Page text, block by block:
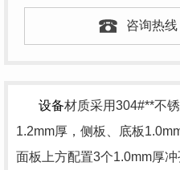
咨询热线
设备材质采用304#**不
1.2mm厚，侧板、底板
面板上方配置3个1.0mm厚